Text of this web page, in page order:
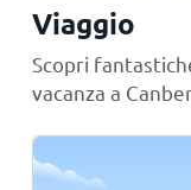
Viaggio
Scopri
vacanza a